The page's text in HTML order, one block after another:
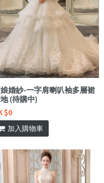
婚紗-一字肩喇叭袖多層裙
(待購中)
$0
加入購物車